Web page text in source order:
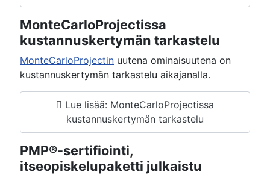
MonteCarloProjectissa
kustannuskertymän tarkastelu
MonteCarloProjectin uutena ominaisuutena on
kustannuskertymän tarkastelu aikajanalla.
Lue lisää: MonteCarloProjectissa
kustannuskertymän tarkastelu
PMP®-sertifiointi,
itseopiskelupaketti julkaistu